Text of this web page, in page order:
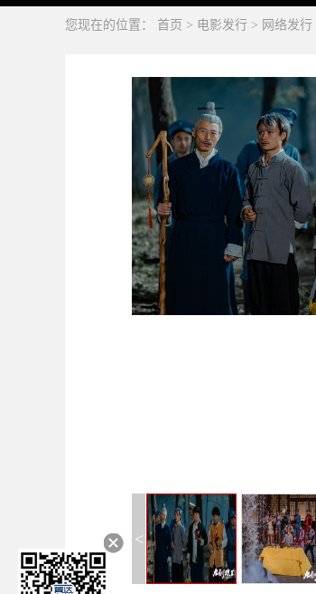
您现在的位置： 首页 > 电影发行 > 网络发行
<